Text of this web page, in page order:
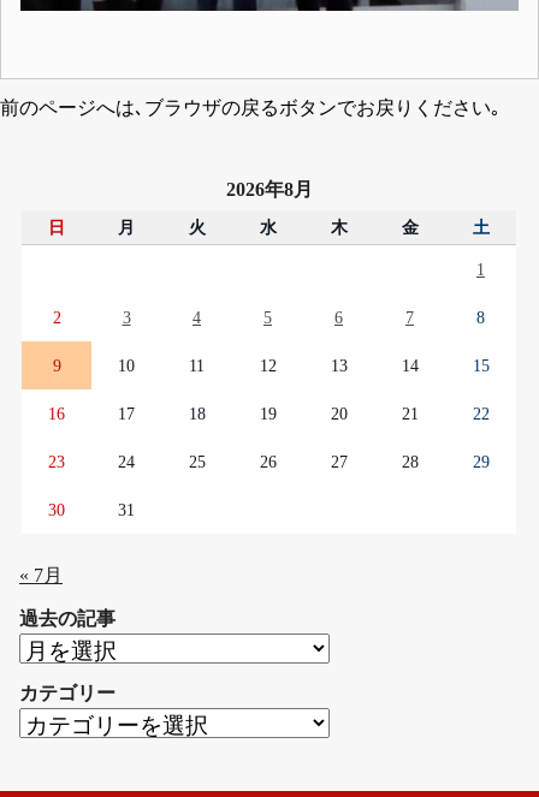
前のページへは､ブラウザの戻るボタンでお戻りください｡
2026年8月
日 月 火 水 木 金 土
1
2 3 4 5 6 7 8
9 10 11 12 13 14 15
16 17 18 19 20 21 22
23 24 25 26 27 28 29
30 31
« 7月
過去の記事
過
の
記
カテゴリー
カ